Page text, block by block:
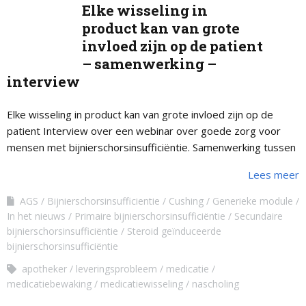
Elke wisseling in
product kan van grote
invloed zijn op de patient
– samenwerking –
interview
Elke wisseling in product kan van grote invloed zijn op de
patient Interview over een webinar over goede zorg voor
mensen met bijnierschorsinsufficiëntie. Samenwerking tussen
Lees meer
AGS Bijnierschorsinsufficientie Cushing
Generieke module
In het nieuws
Primaire bijnierschorsinsufficiëntie
Secundaire
bijnierschorsinsufficiëntie
Steroid geïnduceerde
bijnierschorsinsufficiëntie
apotheker
leveringsprobleem
medicatie
medicatiebewaking
medicatiewisseling nascholing